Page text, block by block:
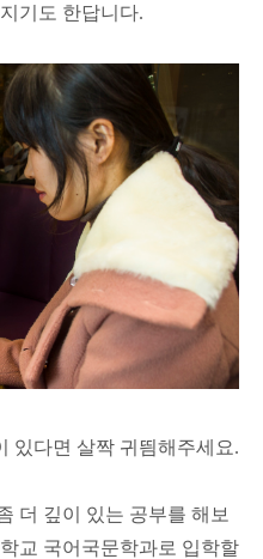
기도 한답니다.
있다면 살짝 귀띔해주세요.
더 깊이 있는 공부를 해보
교 국어국문학과로 입학할